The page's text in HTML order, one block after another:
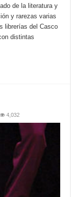
de la literatura y
y rarezas varias
librerías del Casco
distintas
4,032